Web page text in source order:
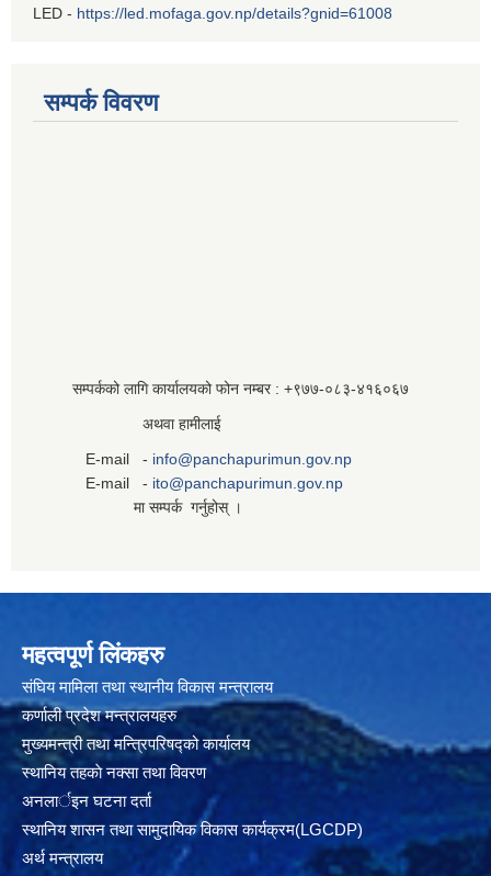
LED - https://led.mofaga.gov.np/details?gnid=61008
सम्पर्क विवरण
सम्पर्कको लागि कार्यालयको फोन नम्बर : +९७७-०८३‍-४१६०६७
अथवा हामीलाई
E-mail - info@panchapurimun.gov.np
E-mail - ito@panchapurimun.gov.np
मा सम्पर्क गर्नुहोस् ।
महत्वपूर्ण लिंकहरु
संघिय मामिला तथा स्थानीय विकास मन्त्रालय
कर्णाली प्रदेश मन्त्रालयहरु
मुख्यमन्त्री तथा मन्त्रिपरिषद्को कार्यालय
स्थानिय तहकाे नक्सा तथा विवरण
अनलार्इन घटना दर्ता
स्थानिय शासन तथा सामुदायिक विकास कार्यक्रम(LGCDP)
अर्थ मन्त्रालय